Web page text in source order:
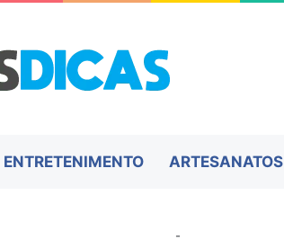
ENTRETENIMENTO ARTESANATOS
-